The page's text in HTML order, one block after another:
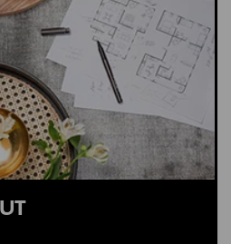
Belgium
Severen, teräsvalaisin,